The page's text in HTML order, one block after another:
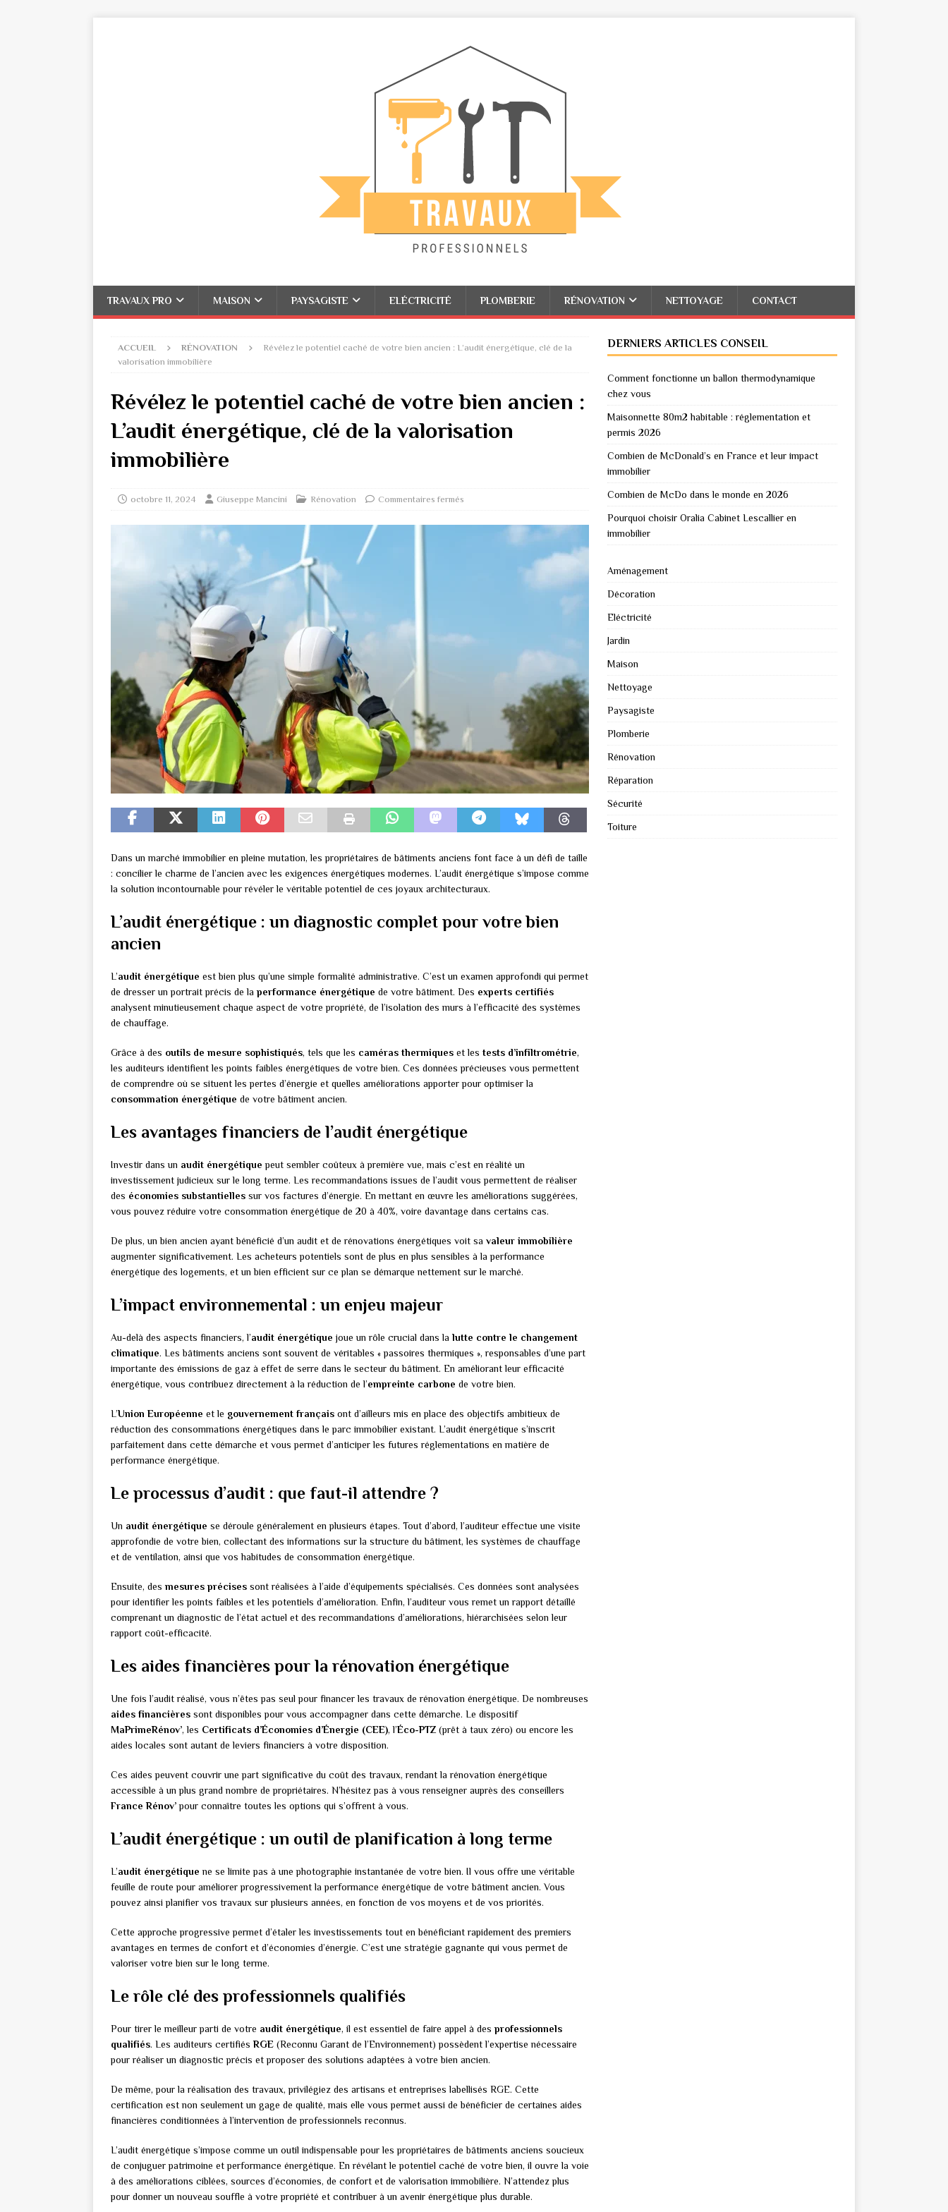
TRAVAUX PRO MAISON PAYSAGISTE ELÉCTRICITÉ PLOMBERIE RÉNOVATION NETTOYAGE CONTACT
ACCUEIL RÉNOVATION
Révélez le potentiel caché de votre bien ancien : L’audit énergétique, clé de la
valorisation immobilière
Révélez le potentiel caché de votre bien ancien :
L’audit énergétique, clé de la valorisation
immobilière
octobre 11, 2024 Giuseppe Mancini Rénovation Commentaires fermés
Dans un marché immobilier en pleine mutation, les propriétaires de bâtiments anciens font face à un défi de taille
: concilier le charme de l’ancien avec les exigences énergétiques modernes. L’audit énergétique s’impose comme
la solution incontournable pour révéler le véritable potentiel de ces joyaux architecturaux.
L’audit énergétique : un diagnostic complet pour votre bien
ancien
L’audit énergétique est bien plus qu’une simple formalité administrative. C’est un examen approfondi qui permet
de dresser un portrait précis de la performance énergétique de votre bâtiment. Des experts certifiés
analysent minutieusement chaque aspect de votre propriété, de l’isolation des murs à l’efficacité des systèmes
de chauffage.
Grâce à des outils de mesure sophistiqués, tels que les caméras thermiques et les tests d’infiltrométrie,
les auditeurs identifient les points faibles énergétiques de votre bien. Ces données précieuses vous permettent
de comprendre où se situent les pertes d’énergie et quelles améliorations apporter pour optimiser la
consommation énergétique de votre bâtiment ancien.
Les avantages financiers de l’audit énergétique
Investir dans un audit énergétique peut sembler coûteux à première vue, mais c’est en réalité un
investissement judicieux sur le long terme. Les recommandations issues de l’audit vous permettent de réaliser
des économies substantielles sur vos factures d’énergie. En mettant en œuvre les améliorations suggérées,
vous pouvez réduire votre consommation énergétique de 20 à 40%, voire davantage dans certains cas.
De plus, un bien ancien ayant bénéficié d’un audit et de rénovations énergétiques voit sa valeur immobilière
augmenter significativement. Les acheteurs potentiels sont de plus en plus sensibles à la performance
énergétique des logements, et un bien efficient sur ce plan se démarque nettement sur le marché.
L’impact environnemental : un enjeu majeur
Au-delà des aspects financiers, l’audit énergétique joue un rôle crucial dans la lutte contre le changement
climatique. Les bâtiments anciens sont souvent de véritables « passoires thermiques », responsables d’une part
importante des émissions de gaz à effet de serre dans le secteur du bâtiment. En améliorant leur efficacité
énergétique, vous contribuez directement à la réduction de l’empreinte carbone de votre bien.
L’Union Européenne et le gouvernement français ont d’ailleurs mis en place des objectifs ambitieux de
réduction des consommations énergétiques dans le parc immobilier existant. L’audit énergétique s’inscrit
parfaitement dans cette démarche et vous permet d’anticiper les futures réglementations en matière de
performance énergétique.
Le processus d’audit : que faut-il attendre ?
Un audit énergétique se déroule généralement en plusieurs étapes. Tout d’abord, l’auditeur effectue une visite
approfondie de votre bien, collectant des informations sur la structure du bâtiment, les systèmes de chauffage
et de ventilation, ainsi que vos habitudes de consommation énergétique.
Ensuite, des mesures précises sont réalisées à l’aide d’équipements spécialisés. Ces données sont analysées
pour identifier les points faibles et les potentiels d’amélioration. Enfin, l’auditeur vous remet un rapport détaillé
comprenant un diagnostic de l’état actuel et des recommandations d’améliorations, hiérarchisées selon leur
rapport coût-efficacité.
Les aides financières pour la rénovation énergétique
Une fois l’audit réalisé, vous n’êtes pas seul pour financer les travaux de rénovation énergétique. De nombreuses
aides financières sont disponibles pour vous accompagner dans cette démarche. Le dispositif
MaPrimeRénov’, les Certificats d’Économies d’Énergie (CEE), l’Éco-PTZ (prêt à taux zéro) ou encore les
aides locales sont autant de leviers financiers à votre disposition.
Ces aides peuvent couvrir une part significative du coût des travaux, rendant la rénovation énergétique
accessible à un plus grand nombre de propriétaires. N’hésitez pas à vous renseigner auprès des conseillers
France Rénov’pour connaître toutes les options qui s’offrent à vous.
L’audit énergétique : un outil de planification à long terme
L’audit énergétique ne se limite pas à une photographie instantanée de votre bien. Il vous offre une véritable
feuille de route pour améliorer progressivement la performance énergétique de votre bâtiment ancien. Vous
pouvez ainsi planifier vos travaux sur plusieurs années, en fonction de vos moyens et de vos priorités.
Cette approche progressive permet d’étaler les investissements tout en bénéficiant rapidement des premiers
avantages en termes de confort et d’économies d’énergie. C’est une stratégie gagnante qui vous permet de
valoriser votre bien sur le long terme.
Le rôle clé des professionnels qualifiés
Pour tirer le meilleur parti de votre audit énergétique, il est essentiel de faire appel à des professionnels
qualifiés. Les auditeurs certifiésRGE (Reconnu Garant de l’Environnement) possèdent l’expertise nécessaire
pour réaliser un diagnostic précis et proposer des solutions adaptées à votre bien ancien.
De même, pour la réalisation des travaux, privilégiez des artisans et entreprises labellisés RGE. Cette
certification est non seulement un gage de qualité, mais elle vous permet aussi de bénéficier de certaines aides
financières conditionnées à l’intervention de professionnels reconnus.
L’audit énergétique s’impose comme un outil indispensable pour les propriétaires de bâtiments anciens soucieux
de conjuguer patrimoine et performance énergétique. En révélant le potentiel caché de votre bien, il ouvre la voie
à des améliorations ciblées, sources d’économies, de confort et de valorisation immobilière. N’attendez plus
pour donner un nouveau souffle à votre propriété et contribuer à un avenir énergétique plus durable.
DERNIERS ARTICLES CONSEIL
Comment fonctionne un ballon thermodynamique
chez vous
Maisonnette 80m2 habitable : réglementation et
permis 2026
Combien de McDonald’s en France et leur impact
immobilier
Combien de McDo dans le monde en 2026
Pourquoi choisir Oralia Cabinet Lescallier en
immobilier
Aménagement
Décoration
Eléctricité
Jardin
Maison
Nettoyage
Paysagiste
Plomberie
Rénovation
Réparation
Sécurité
Toiture